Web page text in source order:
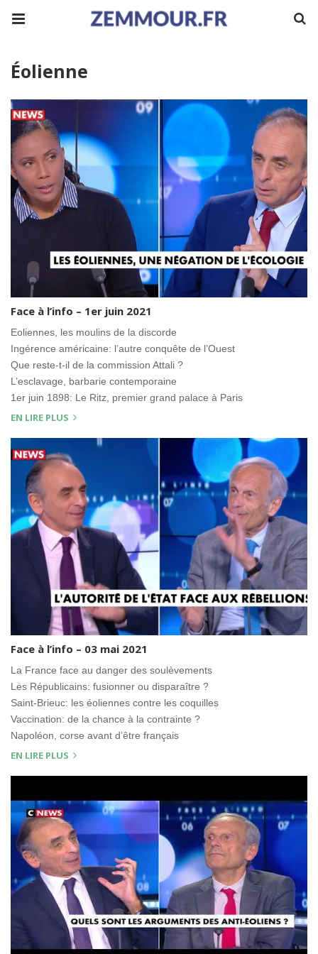
Éolienne
Face à l’info – 1er juin 2021
Eoliennes, les moulins de la discorde
Ingérence américaine: l’autre conquête de l’Ouest
Que reste-t-il de la commission Attali ?
L’esclavage, barbarie contemporaine
1er juin 1898: Le Ritz, premier grand palace à Paris
EN LIRE PLUS
Face à l’info – 03 mai 2021
La France face au danger des soulèvements
Les Républicains: fusionner ou disparaître ?
Saint-Brieuc: les éoliennes contre les coquilles
Vaccination: de la chance à la contrainte ?
Napoléon, corse avant d’être français
EN LIRE PLUS